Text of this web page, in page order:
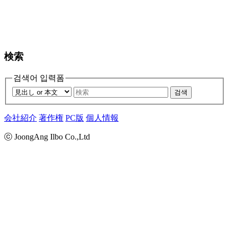
検索
검색어 입력폼
검색
会社紹介 著作権 PC版 個人情報
ⓒ JoongAng Ilbo Co.,Ltd